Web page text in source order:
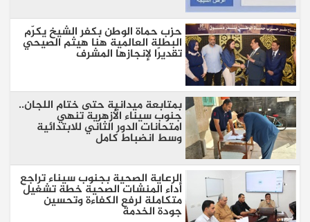
حزب حماة الوطن بكفر الشيخ يكرّم
البطلة العالمية هنا هيثم الصيحي
تقديرًا لإنجازها المشرف
بمتابعة ميدانية حتى ختام اللجان..
جنوب سيناء الأزهرية تنهي
امتحانات الدور الثاني للابتدائية
وسط انضباط كامل
الرعاية الصحية بجنوب سيناء تراجع
أداء المنشات الصحية خطة تشغيل
متكاملة لرفع الكفاءة وتحسين
جودة الخدمة